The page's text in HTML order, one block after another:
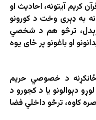
کریم آیتونه، احادیث او
به ډېری وخت د کورونو
ترڅو هم د شخصي
او باغونو پر ځای یوه
د خصوصي حریم
دېوالونو یا د کجورو د
کاوه، ترڅو داخلي فضا